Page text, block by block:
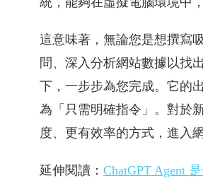
這意味著，無論您是想撰寫
問、深入分析網站數據以找
下，一步步為您完成。它的
為「只需明確指令」。對於
度、更有效率的方式，進入
延伸閱讀： ChatGPT Agent